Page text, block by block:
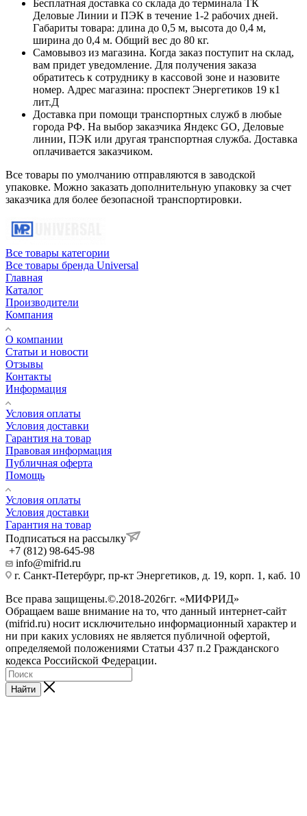
Бесплатная доставка со склада до терминала ТК
Деловые Линии и ПЭК в течение 1-2 рабочих дней.
Габариты товара: длина до 0,5 м, высота до 0,4 м,
ширина до 0,4 м. Общий вес до 80 кг.
Самовывоз из магазина. Когда заказ поступит на склад,
вам придет уведомление. Для получения заказа
обратитесь к сотруднику в кассовой зоне и назовите
номер. Адрес магазина: проспект Энергетиков 19 к1
лит.Д
Доставка при помощи транспортных служб в любые
города РФ. На выбор заказчика Яндекс GO, Деловые
линии, ПЭК или другая транспортная служба. Доставка
оплачивается заказчиком.
Все товары по умолчанию отправляются в заводской
упаковке. Можно заказать дополнительную упаковку за счет
заказчика для более безопасной транспортировки.
Все товары категории
Все товары бренда Universal
Главная
Каталог
Производители
Компания
О компании
Статьи и новости
Отзывы
Контакты
Информация
Условия оплаты
Условия доставки
Гарантия на товар
Правовая информация
Публичная оферта
Помощь
Условия оплаты
Условия доставки
Гарантия на товар
Подписаться на рассылку
+7 (812) 98-645-98
info@mifrid.ru
г. Санкт-Петербург, пр-кт Энергетиков, д. 19, корп. 1, каб. 10
Все права защищены.©.2018-2026гг. «МИФРИД»
Обращаем ваше внимание на то, что данный интернет-сайт
(mifrid.ru) носит исключительно информационный характер и
ни при каких условиях не является публичной офертой,
определяемой положениями Статьи 437 п.2 Гражданского
кодекса Российской Федерации.
Найти